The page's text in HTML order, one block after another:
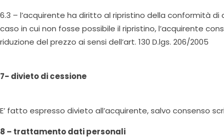
6.3 – l’acquirente ha diritto al ripristino della conformità
caso in cui non fosse possibile il ripristino, l’acquirente
riduzione del prezzo ai sensi dell’art. 130 D.lgs. 206/2005
7- divieto di cessione
E’ fatto espresso divieto all’acquirente, salvo consenso
8 – trattamento dati personali